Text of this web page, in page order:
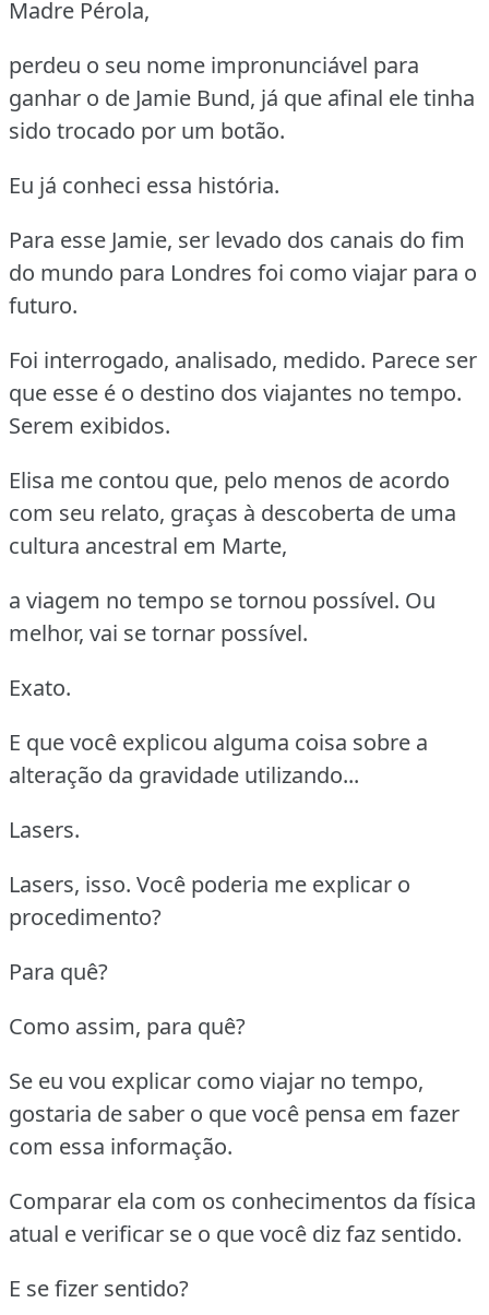
Madre Pérola,
perdeu o seu nome impronunciável para
ganhar o de Jamie Bund, já que afinal ele tinha
sido trocado por um botão.
Eu já conheci essa história.
Para esse Jamie, ser levado dos canais do fim
do mundo para Londres foi como viajar para o
futuro.
Foi interrogado, analisado, medido. Parece ser
que esse é o destino dos viajantes no tempo.
Serem exibidos.
Elisa me contou que, pelo menos de acordo
com seu relato, graças à descoberta de uma
cultura ancestral em Marte,
a viagem no tempo se tornou possível. Ou
melhor, vai se tornar possível.
Exato.
E que você explicou alguma coisa sobre a
alteração da gravidade utilizando...
Lasers.
Lasers, isso. Você poderia me explicar o
procedimento?
Para quê?
Como assim, para quê?
Se eu vou explicar como viajar no tempo,
gostaria de saber o que você pensa em fazer
com essa informação.
Comparar ela com os conhecimentos da física
atual e verificar se o que você diz faz sentido.
E se fizer sentido?